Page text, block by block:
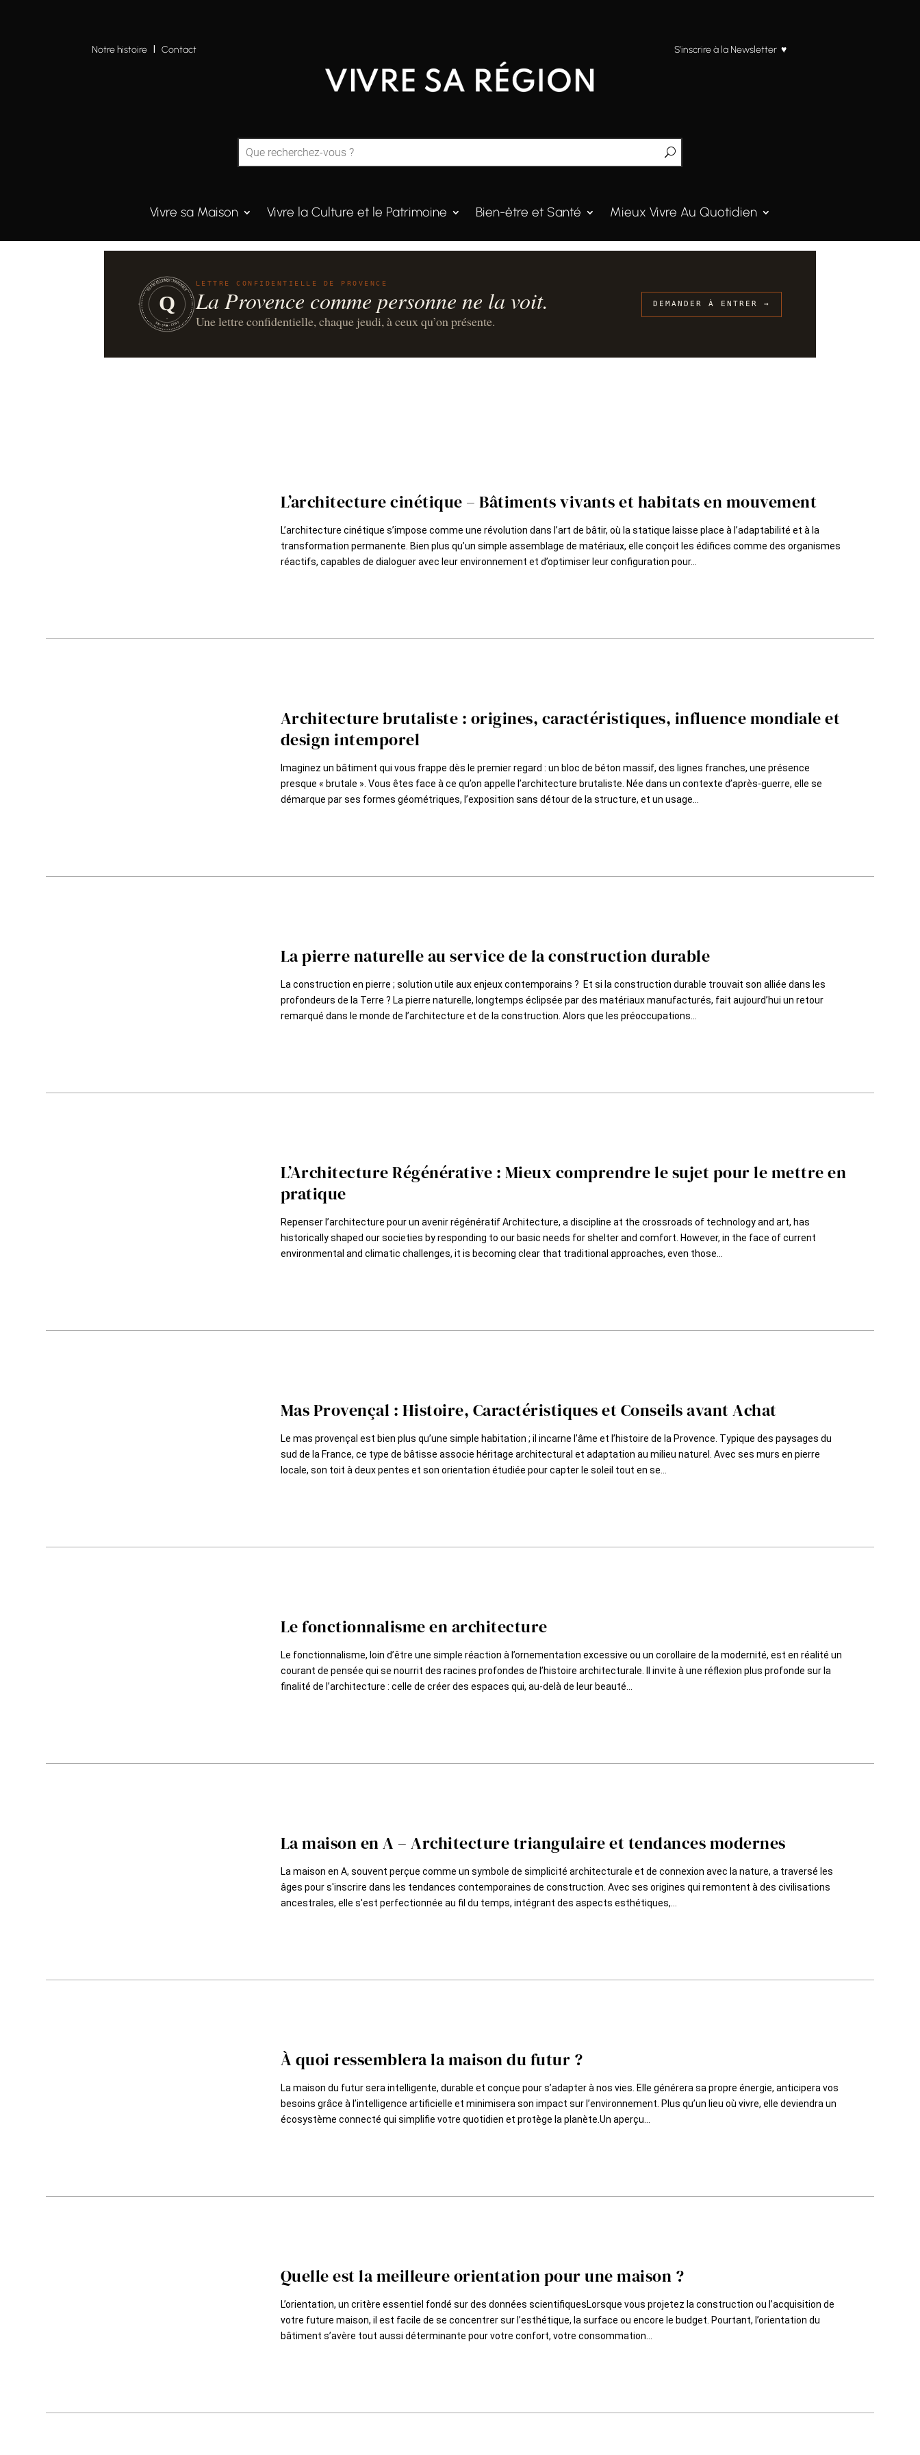
Notre histoire IContact S’inscrire à la Newsletter ♥
Vivre sa Maison Vivre la Culture et le Patrimoine Bien-être et Santé Mieux Vivre Au Quotidien
QUINTESSENCE·PROVENCE
UN·SUR·CENT
Q
LETTRE CONFIDENTIELLE DE PROVENCE
La Provence comme personne ne la voit.
Une lettre confidentielle, chaque jeudi, à ceux qu’on présente.
DEMANDER À ENTRER →
L’architecture cinétique – Bâtiments vivants et habitats en mouvement
L’architecture cinétique s’impose comme une révolution dans l’art de bâtir, où la statique laisse place à l’adaptabilité et à la
transformation permanente. Bien plus qu’un simple assemblage de matériaux, elle conçoit les édifices comme des organismes
réactifs, capables de dialoguer avec leur environnement et d’optimiser leur configuration pour...
Architecture brutaliste : origines, caractéristiques, influence mondiale et
design intemporel
Imaginez un bâtiment qui vous frappe dès le premier regard : un bloc de béton massif, des lignes franches, une présence
presque « brutale ». Vous êtes face à ce qu’on appelle l’architecture brutaliste. Née dans un contexte d’après-guerre, elle se
démarque par ses formes géométriques, l’exposition sans détour de la structure, et un usage...
La pierre naturelle au service de la construction durable
La construction en pierre ; solution utile aux enjeux contemporains ? Et si la construction durable trouvait son alliée dans les
profondeurs de la Terre ? La pierre naturelle, longtemps éclipsée par des matériaux manufacturés, fait aujourd’hui un retour
remarqué dans le monde de l’architecture et de la construction. Alors que les préoccupations...
L’Architecture Régénérative : Mieux comprendre le sujet pour le mettre en
pratique
Repenser l’architecture pour un avenir régénératif Architecture, a discipline at the crossroads of technology and art, has
historically shaped our societies by responding to our basic needs for shelter and comfort. However, in the face of current
environmental and climatic challenges, it is becoming clear that traditional approaches, even those...
Mas Provençal : Histoire, Caractéristiques et Conseils avant Achat
Le mas provençal est bien plus qu’une simple habitation ; il incarne l’âme et l’histoire de la Provence. Typique des paysages du
sud de la France, ce type de bâtisse associe héritage architectural et adaptation au milieu naturel. Avec ses murs en pierre
locale, son toit à deux pentes et son orientation étudiée pour capter le soleil tout en se...
Le fonctionnalisme en architecture
Le fonctionnalisme, loin d’être une simple réaction à l’ornementation excessive ou un corollaire de la modernité, est en réalité un
courant de pensée qui se nourrit des racines profondes de l’histoire architecturale. Il invite à une réflexion plus profonde sur la
finalité de l’architecture : celle de créer des espaces qui, au-delà de leur beauté...
La maison en A – Architecture triangulaire et tendances modernes
La maison en A, souvent perçue comme un symbole de simplicité architecturale et de connexion avec la nature, a traversé les
âges pour s'inscrire dans les tendances contemporaines de construction. Avec ses origines qui remontent à des civilisations
ancestrales, elle s'est perfectionnée au fil du temps, intégrant des aspects esthétiques,...
À quoi ressemblera la maison du futur ?
La maison du futur sera intelligente, durable et conçue pour s’adapter à nos vies. Elle générera sa propre énergie, anticipera vos
besoins grâce à l’intelligence artificielle et minimisera son impact sur l’environnement. Plus qu’un lieu où vivre, elle deviendra un
écosystème connecté qui simplifie votre quotidien et protège la planète.Un aperçu...
Quelle est la meilleure orientation pour une maison ?
L’orientation, un critère essentiel fondé sur des données scientifiquesLorsque vous projetez la construction ou l’acquisition de
votre future maison, il est facile de se concentrer sur l’esthétique, la surface ou encore le budget. Pourtant, l’orientation du
bâtiment s’avère tout aussi déterminante pour votre confort, votre consommation...